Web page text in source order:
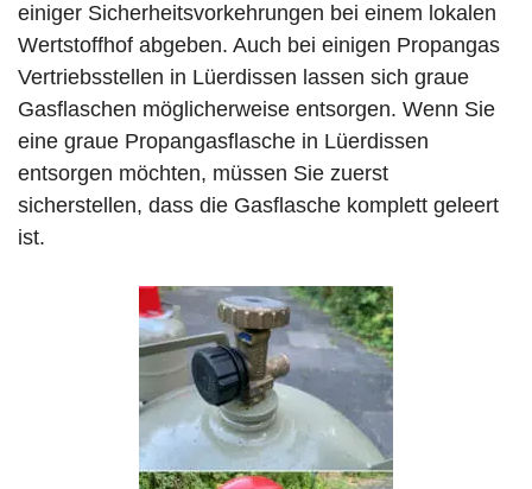
einiger Sicherheitsvorkehrungen bei einem lokalen
Wertstoffhof abgeben. Auch bei einigen Propangas
Vertriebsstellen in Lüerdissen lassen sich graue
Gasflaschen möglicherweise entsorgen. Wenn Sie
eine graue Propangasflasche in Lüerdissen
entsorgen möchten, müssen Sie zuerst
sicherstellen, dass die Gasflasche komplett geleert
ist.